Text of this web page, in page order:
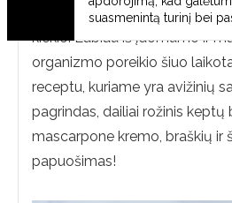
tortuką.. be cukraus 🙂 ne dėl
kiekio. Labiau iš įdomumo ir
organizmo poreikio šiuo
receptu, kuriame yra avižinių
pagrindas, dailiai rožinis keptų
mascarpone kremo, braškių ir
papuošimas!
suasmenintą turinį bei